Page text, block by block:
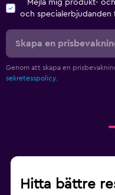
Mejla mig produkt-
och specialerbjudanden
Skapa en
Genom att skapa en
sekretesspolicy.
Hitta bättre